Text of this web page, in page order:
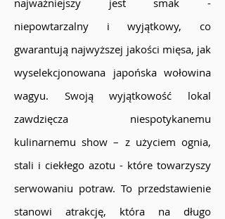
najważniejszy jest smak -
niepowtarzalny i wyjątkowy, co
gwarantują najwyższej jakości mięsa, jak
wyselekcjonowana japońska wołowina
wagyu. Swoją wyjątkowość lokal
zawdzięcza niespotykanemu
kulinarnemu show – z użyciem ognia,
stali i ciekłego azotu - które towarzyszy
serwowaniu potraw. To przedstawienie
stanowi atrakcję, która na długo